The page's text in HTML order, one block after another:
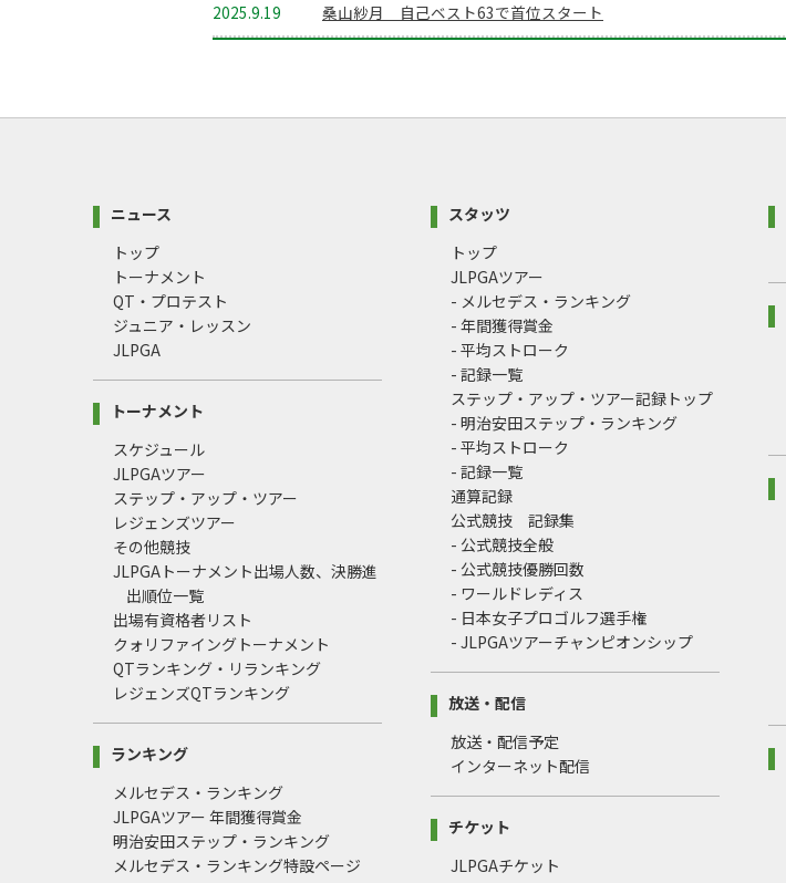
2025.9.19 桑山紗月 自己ベスト63で首位スタート
ニュース
トップ
トーナメント
QT・プロテスト
ジュニア・レッスン
JLPGA
トーナメント
スケジュール
JLPGAツアー
ステップ・アップ・ツアー
レジェンズツアー
その他競技
JLPGAトーナメント出場人数、決勝進
出順位一覧
出場有資格者リスト
クォリファイングトーナメント
QTランキング・リランキング
レジェンズQTランキング
ランキング
メルセデス・ランキング
JLPGAツアー 年間獲得賞金
明治安田ステップ・ランキング
メルセデス・ランキング特設ページ
スタッツ
トップ
JLPGAツアー
- メルセデス・ランキング
- 年間獲得賞金
- 平均ストローク
- 記録一覧
ステップ・アップ・ツアー記録トップ
- 明治安田ステップ・ランキング
- 平均ストローク
- 記録一覧
通算記録
公式競技 記録集
- 公式競技全般
- 公式競技優勝回数
- ワールドレディス
- 日本女子プロゴルフ選手権
- JLPGAツアーチャンピオンシップ
放送・配信
放送・配信予定
インターネット配信
チケット
JLPGAチケット